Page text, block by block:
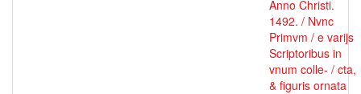
Anno Christi.
1492. / Nvnc
Primvm / e varijs
Scriptoribus in
vnum colle- / cta,
& figuris ornata